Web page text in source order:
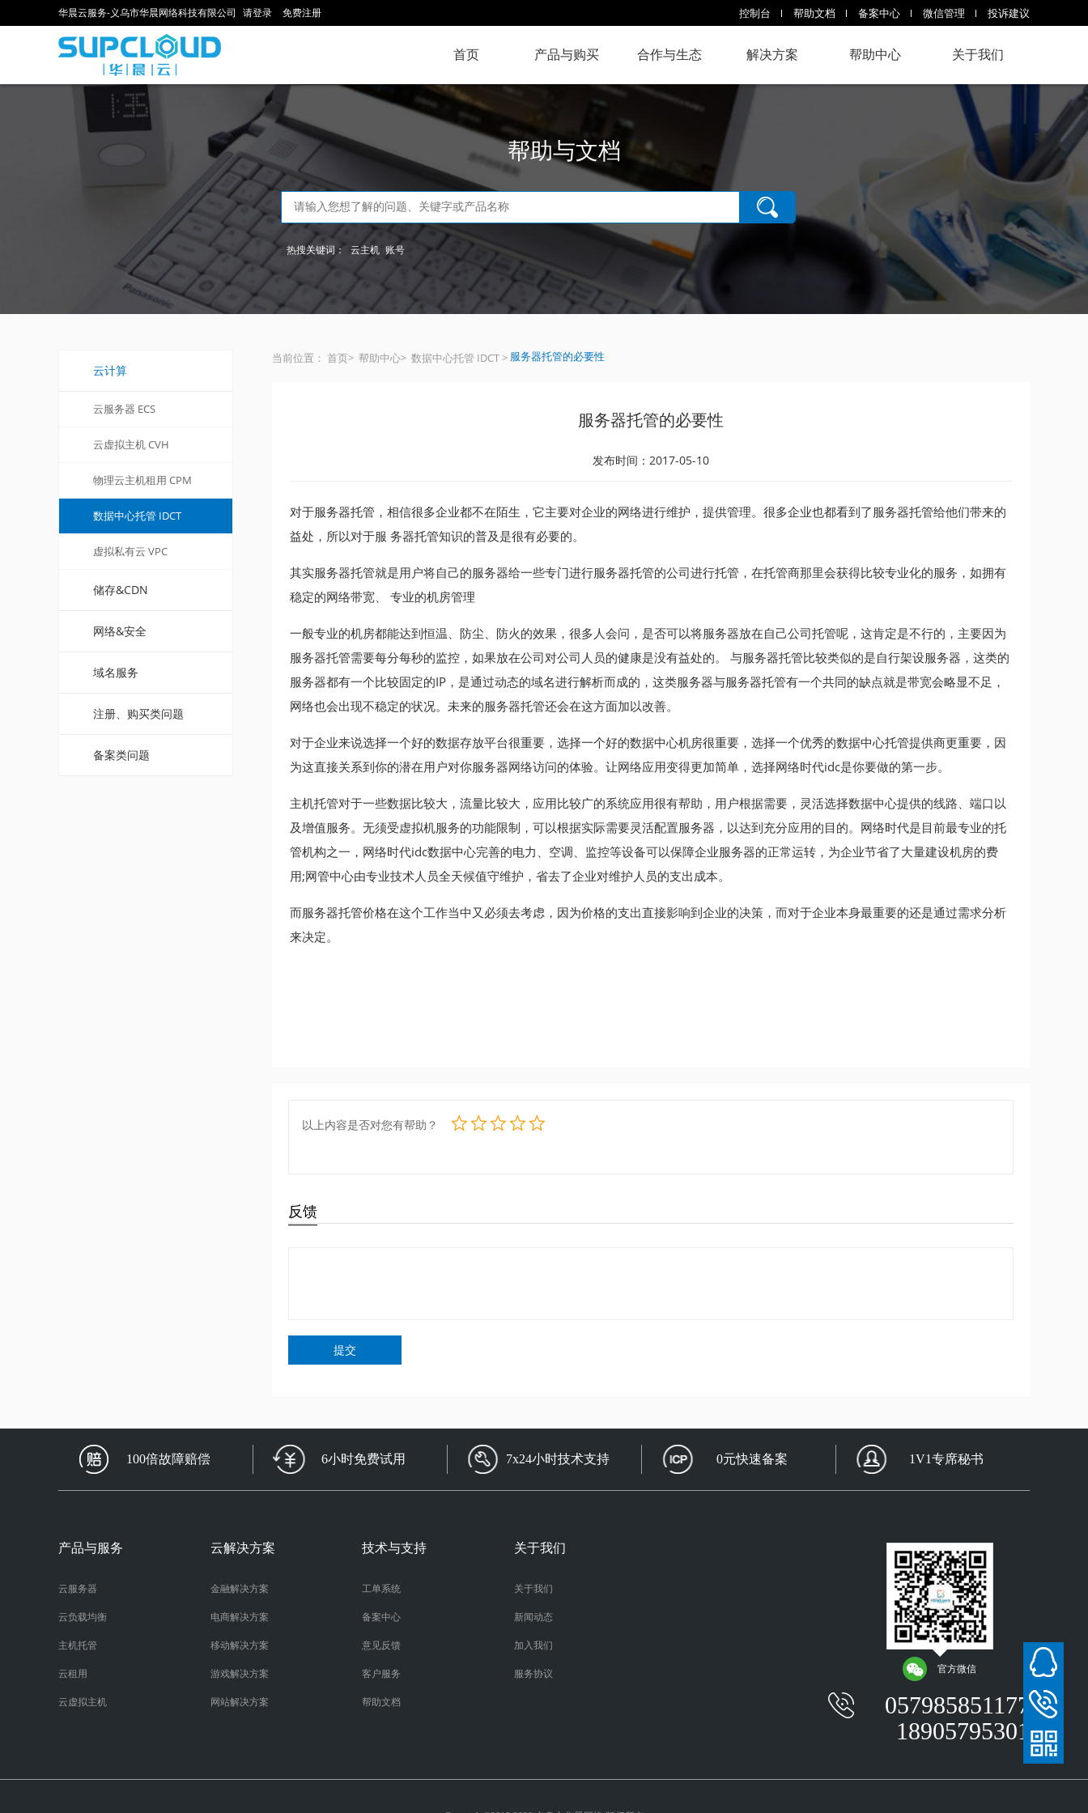
华晨云服务-义乌市华晨网络科技有限公司 请登录 免费注册 控制台 帮助文档 备案中心 微信管理 投诉建议
首页 产品与购买 合作与生态 解决方案 帮助中心 关于我们
帮助与文档
热搜关键词： 云主机 账号
云计算
云服务器 ECS
云虚拟主机 CVH
物理云主机租用 CPM
数据中心托管 IDCT
虚拟私有云 VPC
储存&CDN
网络&安全
域名服务
注册、购买类问题
备案类问题
当前位置： 首页> 帮助中心> 数据中心托管 IDCT> 服务器托管的必要性
服务器托管的必要性
发布时间：2017-05-10
对于服务器托管，相信很多企业都不在陌生，它主要对企业的网络进行维护，提供管理。很多企业也都看到了服务器托管给他们带来的
益处，所以对于服 务器托管知识的普及是很有必要的。
其实服务器托管就是用户将自己的服务器给一些专门进行服务器托管的公司进行托管，在托管商那里会获得比较专业化的服务，如拥有
稳定的网络带宽、 专业的机房管理
一般专业的机房都能达到恒温、防尘、防火的效果，很多人会问，是否可以将服务器放在自己公司托管呢，这肯定是不行的，主要因为
服务器托管需要每分每秒的监控，如果放在公司对公司人员的健康是没有益处的。 与服务器托管比较类似的是自行架设服务器，这类的
服务器都有一个比较固定的IP，是通过动态的域名进行解析而成的，这类服务器与服务器托管有一个共同的缺点就是带宽会略显不足，
网络也会出现不稳定的状况。未来的服务器托管还会在这方面加以改善。
对于企业来说选择一个好的数据存放平台很重要，选择一个好的数据中心机房很重要，选择一个优秀的数据中心托管提供商更重要，因
为这直接关系到你的潜在用户对你服务器网络访问的体验。让网络应用变得更加简单，选择网络时代idc是你要做的第一步。
主机托管对于一些数据比较大，流量比较大，应用比较广的系统应用很有帮助，用户根据需要，灵活选择数据中心提供的线路、端口以
及增值服务。无须受虚拟机服务的功能限制，可以根据实际需要灵活配置服务器，以达到充分应用的目的。网络时代是目前最专业的托
管机构之一，网络时代idc数据中心完善的电力、空调、监控等设备可以保障企业服务器的正常运转，为企业节省了大量建设机房的费
用;网管中心由专业技术人员全天候值守维护，省去了企业对维护人员的支出成本。
而服务器托管价格在这个工作当中又必须去考虑，因为价格的支出直接影响到企业的决策，而对于企业本身最重要的还是通过需求分析
来决定。
以上内容是否对您有帮助？
反馈
提交
100倍故障赔偿 6小时免费试用 7x24小时技术支持 0元快速备案 1V1专席秘书
产品与服务
云服务器
云负载均衡
主机托管
云租用
云虚拟主机
云解决方案
金融解决方案
电商解决方案
移动解决方案
游戏解决方案
网站解决方案
技术与支持
工单系统
备案中心
意见反馈
客户服务
帮助文档
关于我们
关于我们
新闻动态
加入我们
服务协议 官方微信
057985851177
18905795301